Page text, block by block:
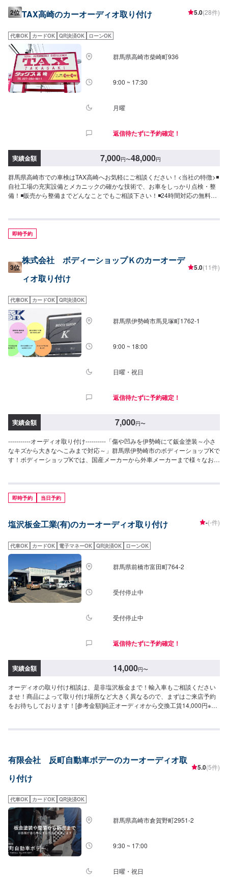
2位 TAX高崎のカーオーディオ取り付け 5.0(28件)
代車OK カードOK QR決済OK ローンOK
群馬県高崎市柴崎町936
9:00 ~ 17:30
月曜
返信待たずに予約確定！
実績金額 7,000円〜48,000円
群馬県高崎市での車検はTAX高崎へお気軽にご相談ください！<当社の特徴>◾
自社工場の充実設備とメカニックの確かな技術で、お車をしっかり点検・整
備！◾販売から整備までどんなことでもご相談下さい！◾24時間対応の無料コ
時間があまり取れない…★車が動かなくなってしまった…などのご相談もお
気軽にどうぞ！【1】オファーにてお問い合わせ【2】お見積り【3】お見積
りにご納得いただければ作業開始【4】仕上がり次第納車-----納期について----
ございます。予めご了承ください。-----代車について-----無料の代車をご用意
しています。お車の作業中は代車をご利用ください。※代車の燃料代はお客様
にご負担いただいております。-----ご来店時の注意、受付方法-----入庫の際は
スに駐車してください。受付はスタッフへ「メンテモで予約しました」とお
伝えください。ご案内いたします。【定休日・営業時間】定休日：月曜日営
業時間：9:00~19:00※日曜日のみ9:00~18:00
即時予約
3位
株式会社 ボディーショップＫのカーオーデ
ィオ取り付け
5.0(11件)
代車OK カードOK QR決済OK
群馬県伊勢崎市馬見塚町1762‐1
9:00 ~ 18:00
日曜・祝日
返信待たずに予約確定！
実績金額 7,000円〜
-----------オーディオ取り付け----------「傷や凹みを伊勢崎にて鈑金塗装～小さ
なキズから大きなへこみまで対応～」群馬県伊勢崎市のボディーショップKで
す！ボディーショップKでは、国産メーカーから外車メーカーまで様々なお車
や剥げなどお客様の大切な愛車をプロの技でお直しいたします。お困りのこ
とがございましたらなんでもご相談ください！鈑金塗装のプロフェッショナ
ルがお車の状態をしっかりと判断し、適切な修理の方法をご提案いたしま
界歴20年以上の大ベテランの作業員です。お客様の愛車をご安心してお任せ
わせ【2】お見積り【3】お見積りにご納得いただければ作業開始【4】仕上
がり次第納車-----------パーツ持ち込みについて-----------パーツの持ち込み可能
です。オファーにて詳細をお願い致します。【定休日・営業時間】定休日：
日曜日、祝日営業時間：8:30~17:30
即時予約 当日予約
塩沢板金工業(有)のカーオーディオ取り付け -(-件)
代車OK カードOK 電子マネーOK QR決済OK ローンOK
群馬県前橋市富田町764-2
受付停止中
受付停止中
返信待たずに予約確定！
実績金額 14,000円〜
オーディオの取り付け相談は、是非塩沢板金まで！輸入車もご相談ください
ませ！商品によって取り付け場所など大きく異なるので、まずはご来店予約
をお待ちしております！[参考金額]純正オーディオから交換工賃14,000円※車
有限会社 反町自動車ボデーのカーオーディオ取
り付け
5.0(5件)
代車OK カードOK QR決済OK
群馬県高崎市倉賀野町2951‐2
9:30 ~ 17:00
日曜・祝日